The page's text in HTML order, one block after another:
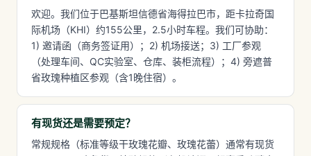
欢迎。我们位于巴基斯坦信德省海得拉巴市，距卡拉奇国
际机场（KHI）约155公里，2.5小时车程。我们可协助：
1) 邀请函（商务签证用）；2) 机场接送；3) 工厂参观
（处理车间、QC实验室、仓库、装柜流程）；4) 旁遮普
省玫瑰种植区参观（含1晚住宿）。
有现货还是需要预定？
常规规格（标准等级干玫瑰花瓣、玫瑰花蕾）通常有现货